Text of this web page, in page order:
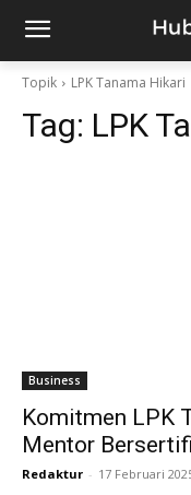
Topik LPK Tanama Hikari
Tag: LPK
Business
Komitmen LPK
Mentor
Redaktur - 17 Februari